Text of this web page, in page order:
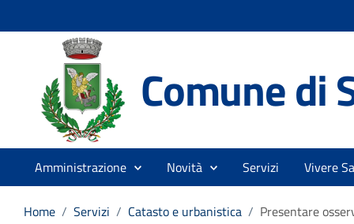
Comune di
Amministrazione Novità Servizi Vivere
Home / Servizi / Catasto e urbanistica / Presentare